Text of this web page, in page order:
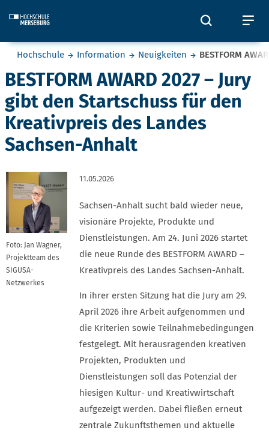
Öffnet
Sie befinden sich hier:
Hochschule Information Neuigkeiten BESTFORM
BESTFORM AWARD 2027 – Jury
gibt den Startschuss für den
Kreativpreis des Landes
Sachsen-Anhalt
Foto: Jan Wagner,
Projektteam des
SIGUSA-
Netzwerkes
11.05.2026
Sachsen-Anhalt sucht bald wieder neue,
visionäre Projekte, Produkte und
Dienstleistungen. Am 24. Juni 2026 startet
die neue Runde des BESTFORM AWARD –
Kreativpreis des Landes Sachsen-Anhalt.
In ihrer ersten Sitzung hat die Jury am 29.
April 2026 ihre Arbeit aufgenommen und
die Kriterien sowie Teilnahmebedingungen
festgelegt. Mit herausragenden kreativen
Projekten, Produkten und
Dienstleistungen soll das Potenzial der
hiesigen Kultur- und Kreativwirtschaft
aufgezeigt werden. Dabei fließen erneut
zentrale Zukunftsthemen und aktuelle